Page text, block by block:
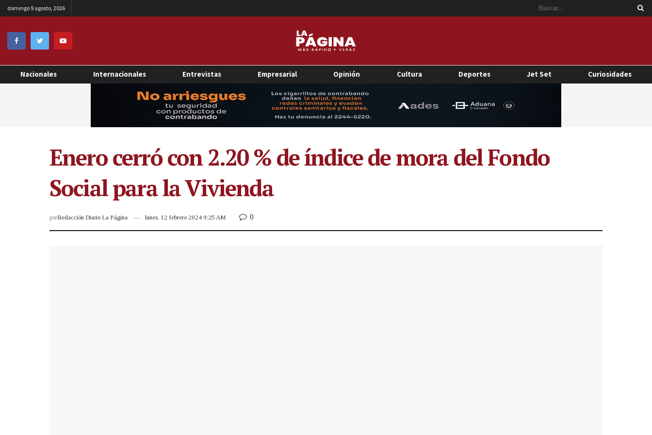
domingo 9 agosto, 2026
Nacionales Internacionales Entrevistas Empresarial Opinión Cultura Deportes Jet Set Curiosidades
Enero cerró con 2.20 % de índice de mora del Fondo
Social para la Vivienda
porRedacción Diario La Página lunes, 12 febrero 2024 9:25 AM 0